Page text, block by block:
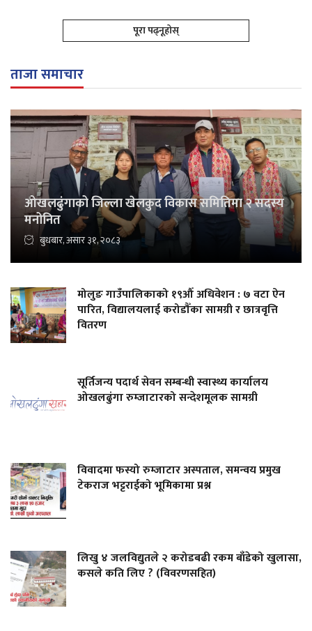
पूरा पढ्नूहोस्
ताजा समाचार
ओखलढुंगाको जिल्ला खेलकुद विकास समितिमा २ सदस्य
मनोनित
बुधबार, असार ३१, २०८३
मोलुङ गाउँपालिकाको १९औँ अधिवेशन : ७ वटा ऐन
पारित, विद्यालयलाई करोडौँका सामग्री र छात्रवृत्ति
वितरण
सूर्तिजन्य पदार्थ सेवन सम्बन्धी स्वास्थ्य कार्यालय
ओखलढुंगा रुम्जाटारको सन्देशमूलक सामग्री
विवादमा फस्यो रुम्जाटार अस्पताल, समन्वय प्रमुख
टेकराज भट्टराईको भूमिकामा प्रश्न
लिखु ४ जलविद्युतले २ करोडबढी रकम बाँडेको खुलासा,
कसले कति लिए ? (विवरणसहित)